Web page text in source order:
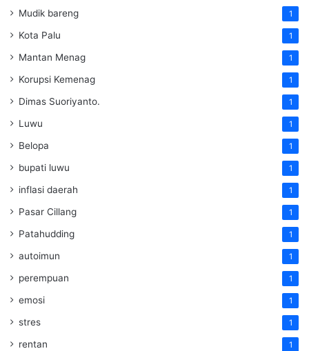
Mudik bareng 1
Kota Palu 1
Mantan Menag 1
Korupsi Kemenag 1
Dimas Suoriyanto. 1
Luwu 1
Belopa 1
bupati luwu 1
inflasi daerah 1
Pasar Cillang 1
Patahudding 1
autoimun 1
perempuan 1
emosi 1
stres 1
rentan 1